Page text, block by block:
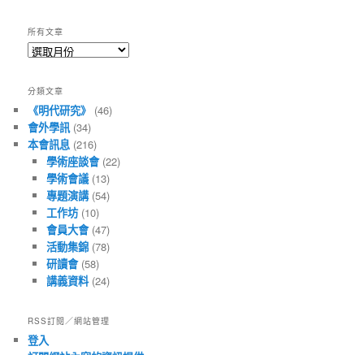
所有文章
所
章
分類文章
《明代研究》 (46)
會外學訊(34)
本會訊息 (216)
學術座談會(22)
學術會議(13)
專題演講(54)
工作坊(10)
會員大會(47)
活動集錦(78)
研讀會(58)
講義資料(24)
RSS訂閱／網站管理
登入